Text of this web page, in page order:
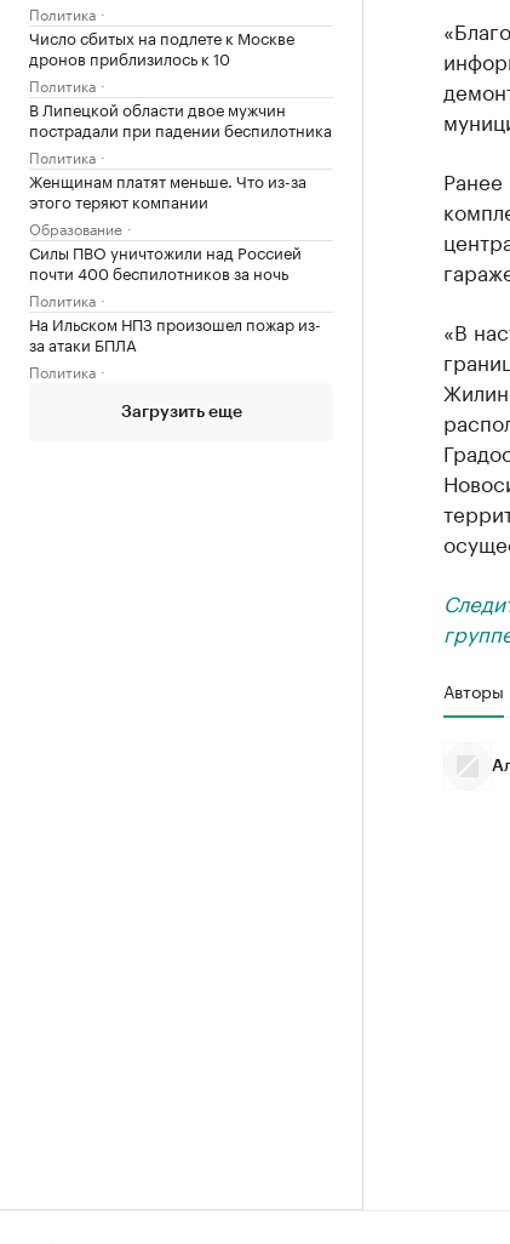
Политика
Число сбитых на подлете к Москве
дронов приблизилось к 10
Политика
В Липецкой области двое мужчин
пострадали при падении беспилотника
Политика
Женщинам платят меньше. Что из-за
этого теряют компании
Образование
Силы ПВО уничтожили над Россией
почти 400 беспилотников за ночь
Политика
На Ильском НПЗ произошел пожар из-
за атаки БПЛА
Политика
Загрузить еще
«В
Авторы